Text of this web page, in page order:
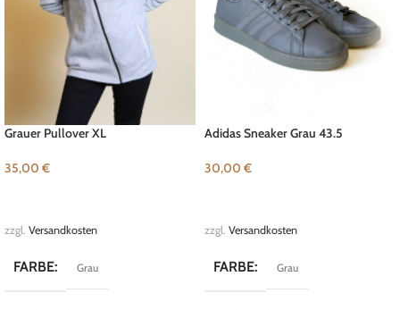
Grauer Pullover XL
35,00 €
zzgl. Versandkosten
FARBE Grau
Adidas Sneaker Grau 43.5
30,00 €
zzgl. Versandkosten
FARBE Grau